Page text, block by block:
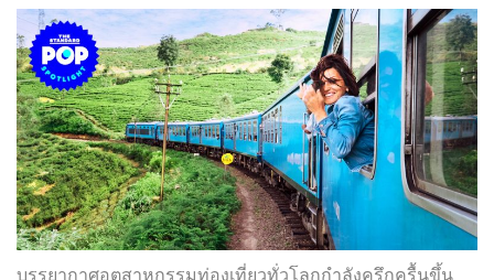
บรรยากาศอุตสาหกรรมท่องเที่ยวทั่วโลกกำลังครึกครื้นขึ้น